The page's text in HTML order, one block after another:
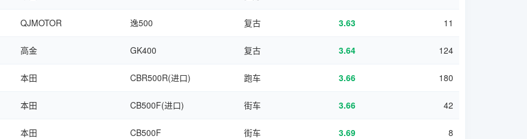
QJMOTOR 逸500 复古 3.63 11
高金 GK400 复古 3.64 124
本田 CBR500R(进口) 跑车 3.66 180
本田 CB500F(进口) 街车 3.66 42
本田 CB500F 街车 3.69 8